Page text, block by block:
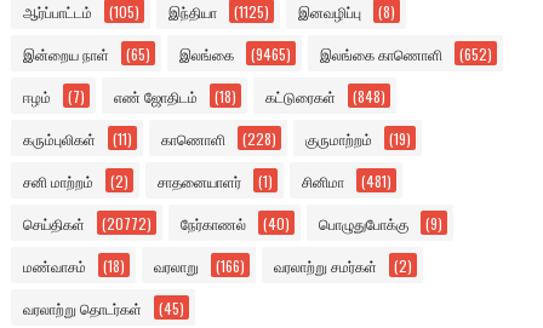
ஆர்ப்பாட்டம் (105) இந்தியா (1125) இனவழிப்பு (8)
இன்றைய நாள் (65) இலங்கை (9465) இலங்கை காணொளி (652)
ஈழம் (7) எண் ஜோதிடம் (18) கட்டுரைகள் (848)
கரும்புலிகள் (11) காணொளி (228) குருமாற்றம் (19)
சனி மாற்றம் (2) சாதனையாளர் (1) சினிமா (481)
செய்திகள் (20772) நேர்காணல் (40) பொழுதுபோக்கு (9)
மண்வாசம் (18) வரலாறு (166) வரலாற்று சமர்கள் (2)
வரலாற்று தொடர்கள் (45)